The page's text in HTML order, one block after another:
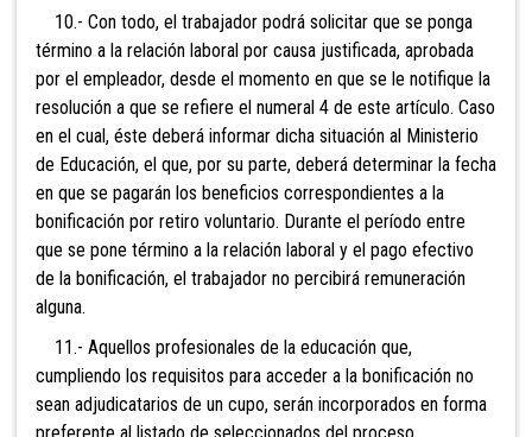
10.- Con todo, el trabajador podrá solicitar que se ponga
término a la relación laboral por causa justificada, aprobada
por el empleador, desde el momento en que se le notifique la
resolución a que se refiere el numeral 4 de este artículo. Caso
en el cual, éste deberá informar dicha situación al Ministerio
de Educación, el que, por su parte, deberá determinar la fecha
en que se pagarán los beneficios correspondientes a la
bonificación por retiro voluntario. Durante el período entre
que se pone término a la relación laboral y el pago efectivo
de la bonificación, el trabajador no percibirá remuneración
alguna.
11.- Aquellos profesionales de la educación que,
cumpliendo los requisitos para acceder a la bonificación no
sean adjudicatarios de un cupo, serán incorporados en forma